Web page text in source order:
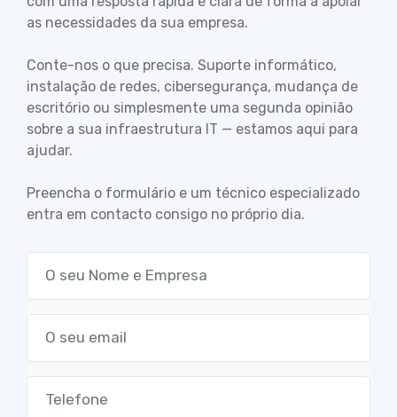
as necessidades da sua empresa.
Conte-nos o que precisa. Suporte informático,
instalação de redes, cibersegurança, mudança de
escritório ou simplesmente uma segunda opinião
sobre a sua infraestrutura IT — estamos aqui para
ajudar.
Preencha o formulário e um técnico especializado
entra em contacto consigo no próprio dia.